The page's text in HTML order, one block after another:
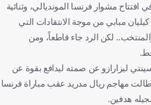
فرنسا
السنغال
مشوار فرنسا المونديالي، وثنائية
مبابي من موجة الانتقادات التي
لكن الرد جاء قاطعاً، ومن
ليزارازو عن صمته ليدافع بقوة عن
طالت مهاجم ريال مدريد عقب مباراة فرنسا